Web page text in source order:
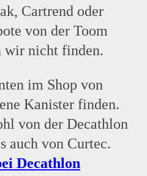
Cartrend oder
von der Toom
wir nicht finden.
im Shop von
Kanister finden.
von der Decathlon
auch von Curtec.
Decathlon